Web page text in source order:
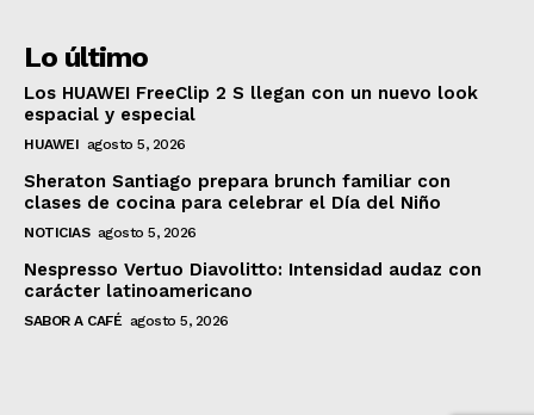
Lo último
Los HUAWEI FreeClip 2 S llegan con un nuevo look
espacial y especial
HUAWEI agosto 5, 2026
Sheraton Santiago prepara brunch familiar con
clases de cocina para celebrar el Día del Niño
NOTICIAS agosto 5, 2026
Nespresso Vertuo Diavolitto: Intensidad audaz con
carácter latinoamericano
SABOR A CAFÉ agosto 5, 2026